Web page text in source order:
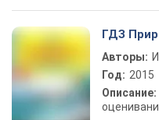
ГДЗ
Авторы:
Год: 2015
Описание: